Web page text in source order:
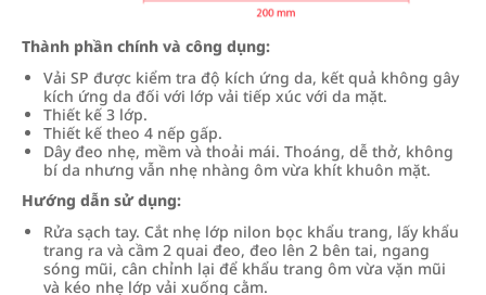
Thành phần chính và công dụng:
Vải SP được kiểm tra độ kích ứng da, kết quả không gây
kích ứng da đối với lớp vải tiếp xúc với da mặt.
Thiết kế 3 lớp.
Thiết kế theo 4 nếp gấp.
Dây đeo nhẹ, mềm và thoải mái. Thoáng, dễ thở, không
bí da nhưng vẫn nhẹ nhàng ôm vừa khít khuôn mặt.
Hướng dẫn sử dụng:
Rửa sạch tay. Cắt nhẹ lớp nilon bọc khẩu trang, lấy khẩu
trang ra và cầm 2 quai đeo, đeo lên 2 bên tai, ngang
sóng mũi, cân chỉnh lại để khẩu trang ôm vừa vặn mũi
và kéo nhẹ lớp vải xuống cằm.